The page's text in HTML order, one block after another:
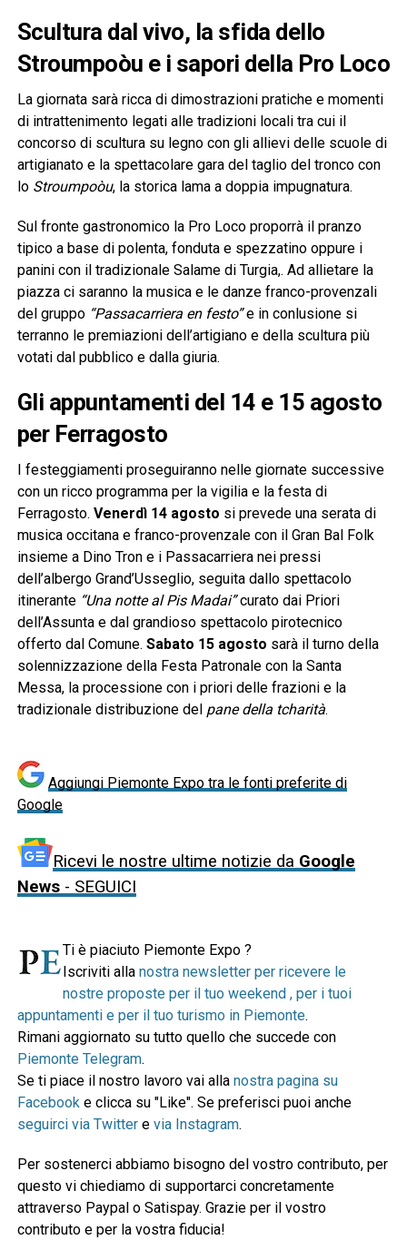
Scultura dal vivo, la sfida dello
Stroumpoòu e i sapori della Pro Loco
La giornata sarà ricca di dimostrazioni pratiche e momenti
di intrattenimento legati alle tradizioni locali tra cui il
concorso di scultura su legno con gli allievi delle scuole di
artigianato e la spettacolare gara del taglio del tronco con
lo Stroumpoòu, la storica lama a doppia impugnatura.
Sul fronte gastronomico la Pro Loco proporrà il pranzo
tipico a base di polenta, fonduta e spezzatino oppure i
panini con il tradizionale Salame di Turgia,. Ad allietare la
piazza ci saranno la musica e le danze franco-provenzali
del gruppo “Passacarriera en festo”e in conlusione si
terranno le premiazioni dell’artigiano e della scultura più
votati dal pubblico e dalla giuria.
Gli appuntamenti del 14 e 15 agosto
per Ferragosto
I festeggiamenti proseguiranno nelle giornate successive
con un ricco programma per la vigilia e la festa di
Ferragosto. Venerdì 14 agosto si prevede una serata di
musica occitana e franco-provenzale con il Gran Bal Folk
insieme a Dino Tron e i Passacarriera nei pressi
dell’albergo Grand’Usseglio, seguita dallo spettacolo
itinerante “Una notte al Pis Madai”curato dai Priori
dell’Assunta e dal grandioso spettacolo pirotecnico
offerto dal Comune. Sabato 15 agosto sarà il turno della
solennizzazione della Festa Patronale con la Santa
Messa, la processione con i priori delle frazioni e la
tradizionale distribuzione del pane della tcharità.
Aggiungi Piemonte Expo tra le fonti preferite di
Google
Ricevi le nostre ultime notizie da Google
News- SEGUICI
Ti è piaciuto Piemonte Expo ?
Iscriviti alla nostra newsletter per ricevere le
nostre proposte per il tuo weekend , per i tuoi
appuntamenti e per il tuo turismo in Piemonte.
Rimani aggiornato su tutto quello che succede con
Piemonte Telegram.
Se ti piace il nostro lavoro vai alla nostra pagina su
Facebooke clicca su "Like". Se preferisci puoi anche
seguirci via Twittere via Instagram.
Per sostenerci abbiamo bisogno del vostro contributo, per
questo vi chiediamo di supportarci concretamente
attraverso Paypal o Satispay. Grazie per il vostro
contributo e per la vostra fiducia!